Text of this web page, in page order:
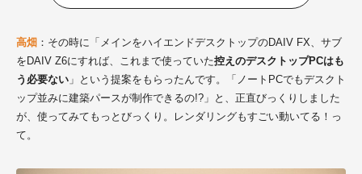
高畑 ：その時に「メインをハイエンドデスクトップのDAIV FX、サブ
をDAIV Z6にすれば、これまで使っていた控えのデスクトップPCはも
う必要ない 」という提案をもらったんです。「ノートPCでもデスクト
ップ並みに建築パースが制作できるの!?」と、正直びっくりしました
が、使ってみてもっとびっくり。レンダリングもすごい動いてる！っ
て。